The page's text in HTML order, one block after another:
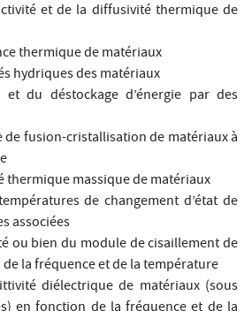
et de la diffusivité thermique de
thermique de matériaux
hydriques des matériaux
du déstockage d’énergie par des
de fusion-cristallisation de matériaux à
thermique massique de matériaux
de changement d’état de
associées
ou bien du module de cisaillement de
la fréquence et de la température
diélectrique de matériaux (sous